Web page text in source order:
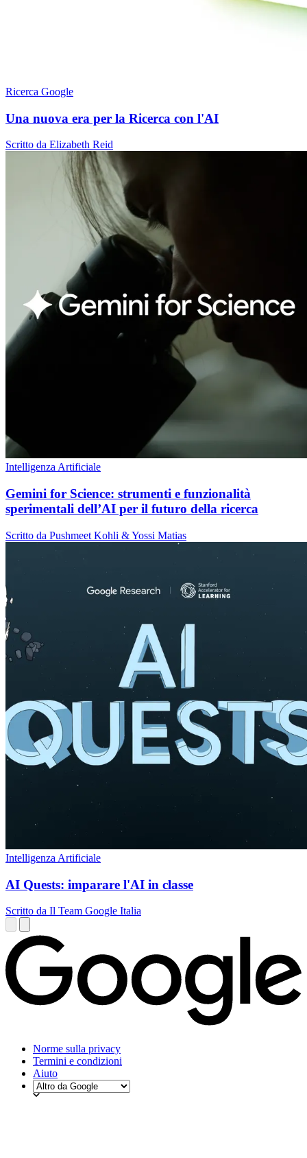
Ricerca Google
Una nuova era per la Ricerca con l'AI
Scritto da Elizabeth Reid
Intelligenza Artificiale
Gemini for Science: strumenti e funzionalità
sperimentali dell’AI per il futuro della ricerca
Scritto da Pushmeet Kohli & Yossi Matias
Intelligenza Artificiale
AI Quests: imparare l'AI in classe
Scritto da Il Team Google Italia
Norme sulla privacy
Termini e condizioni
Aiuto